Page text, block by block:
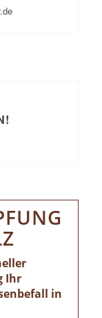
Ihr
in